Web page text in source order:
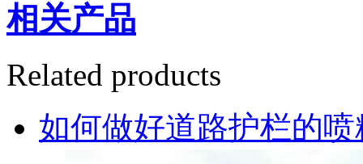
相关产品
Related products
如何做好道路护栏的喷